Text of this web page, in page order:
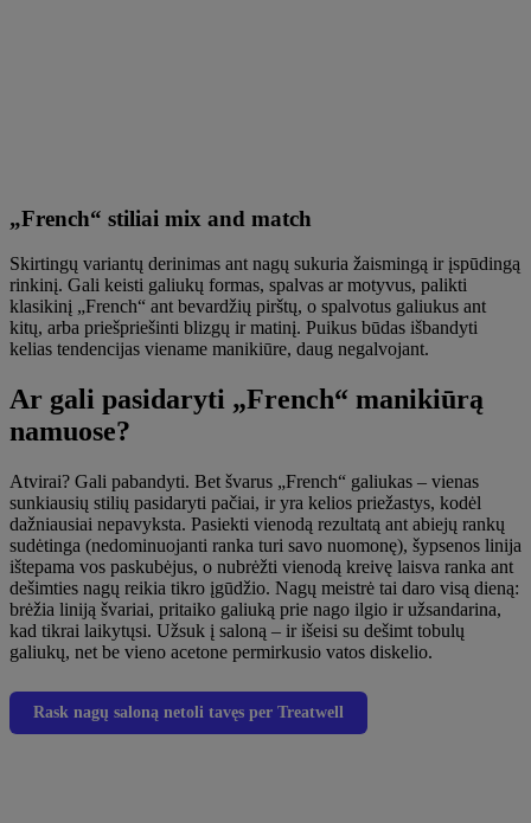
„French“ stiliai mix and match
Skirtingų variantų derinimas ant nagų sukuria žaismingą ir įspūdingą
rinkinį. Gali keisti galiukų formas, spalvas ar motyvus, palikti
klasikinį „French“ ant bevardžių pirštų, o spalvotus galiukus ant
kitų, arba priešpriešinti blizgų ir matinį. Puikus būdas išbandyti
kelias tendencijas viename manikiūre, daug negalvojant.
Ar gali pasidaryti „French“ manikiūrą
namuose?
Atvirai? Gali pabandyti. Bet švarus „French“ galiukas – vienas
sunkiausių stilių pasidaryti pačiai, ir yra kelios priežastys, kodėl
dažniausiai nepavyksta. Pasiekti vienodą rezultatą ant abiejų rankų
sudėtinga (nedominuojanti ranka turi savo nuomonę), šypsenos linija
ištepama vos paskubėjus, o nubrėžti vienodą kreivę laisva ranka ant
dešimties nagų reikia tikro įgūdžio. Nagų meistrė tai daro visą dieną:
brėžia liniją švariai, pritaiko galiuką prie nago ilgio ir užsandarina,
kad tikrai laikytųsi. Užsuk į saloną – ir išeisi su dešimt tobulų
galiukų, net be vieno acetone permirkusio vatos diskelio.
Rask nagų saloną netoli tavęs per Treatwell